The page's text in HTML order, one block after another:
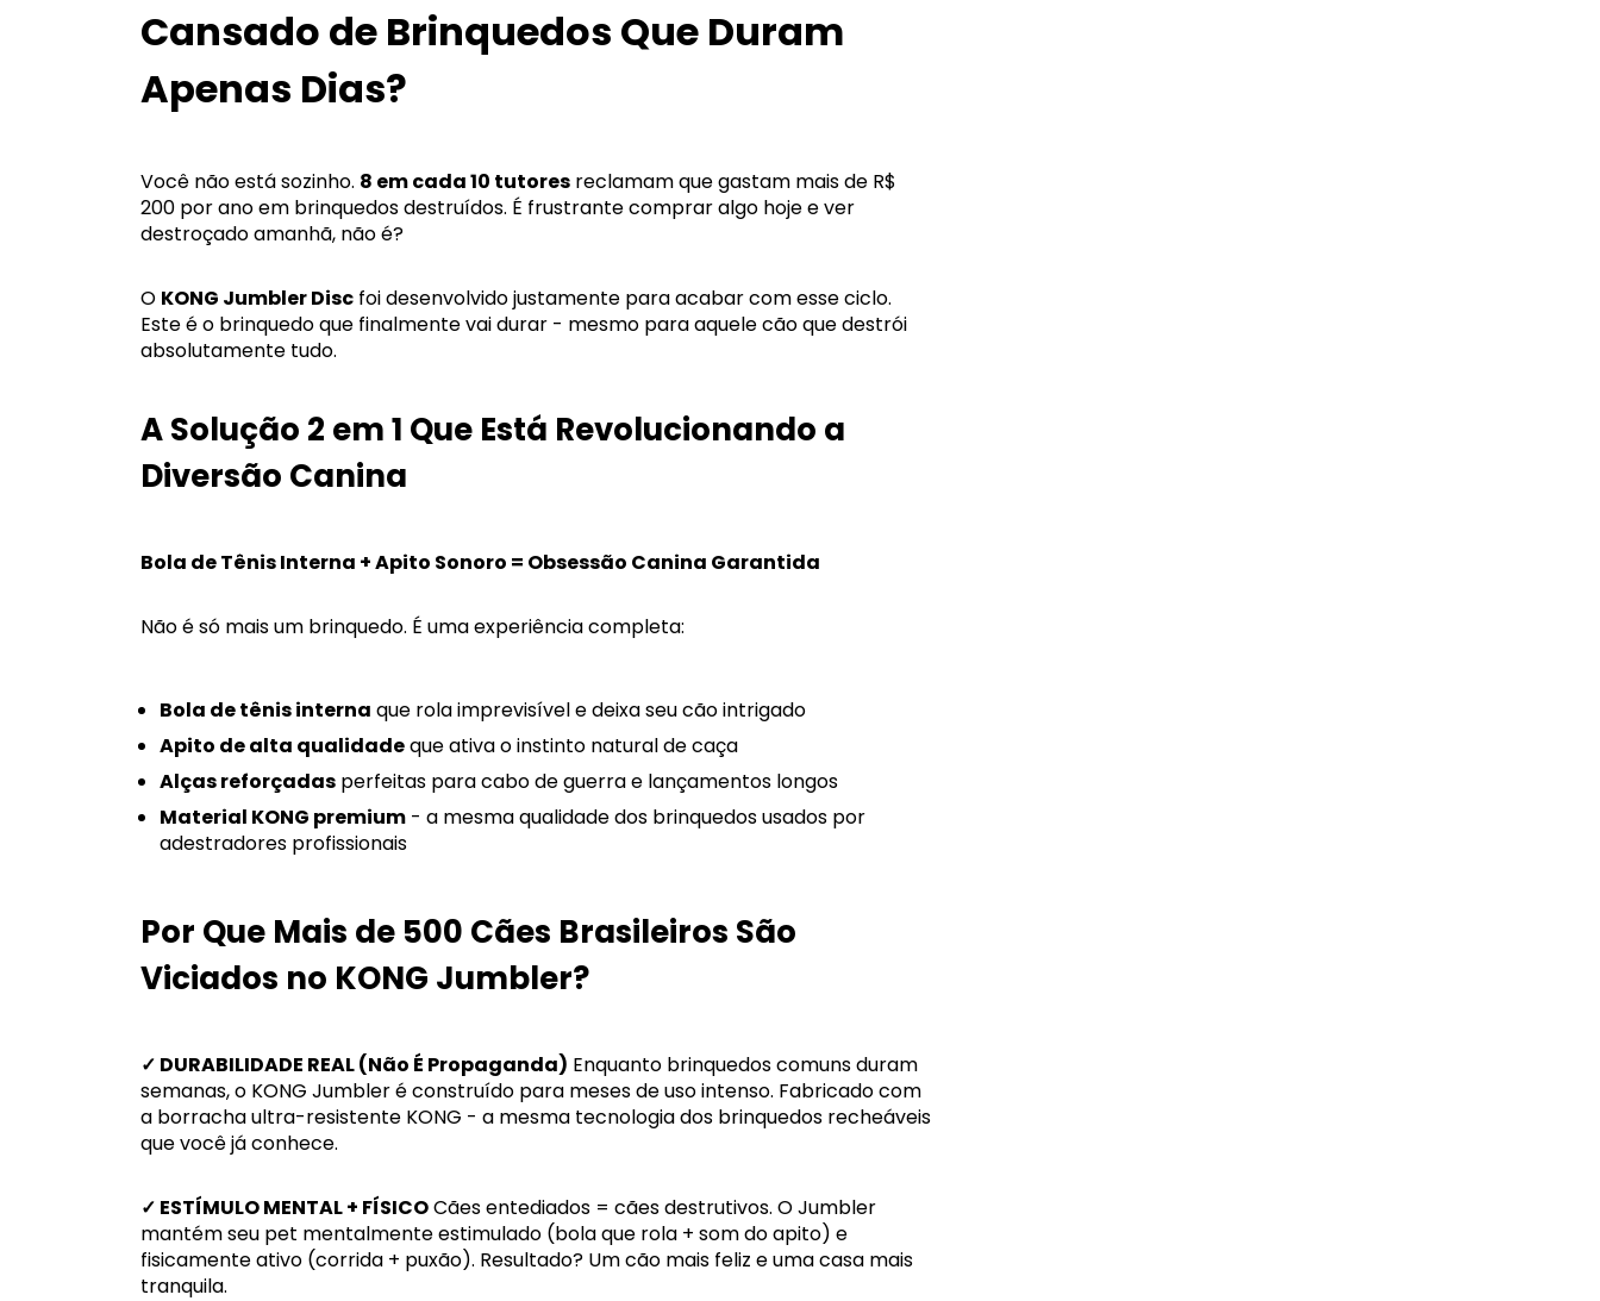
Cansado de Brinquedos Que Duram
Apenas Dias?
Você não está sozinho. 8 em cada 10 tutores reclamam que gastam mais de R$
200 por ano em brinquedos destruídos. É frustrante comprar algo hoje e ver
destroçado amanhã, não é?
O KONG Jumbler Disc foi desenvolvido justamente para acabar com esse ciclo.
Este é o brinquedo que finalmente vai durar - mesmo para aquele cão que destrói
absolutamente tudo.
A Solução 2 em 1 Que Está Revolucionando a
Diversão Canina
Bola de Tênis Interna + Apito Sonoro = Obsessão Canina Garantida
Não é só mais um brinquedo. É uma experiência completa:
Bola de tênis interna que rola imprevisível e deixa seu cão intrigado
Apito de alta qualidadeque ativa o instinto natural de caça
Alças reforçadas perfeitas para cabo de guerra e lançamentos longos
Material KONG premium - a mesma qualidade dos brinquedos usados por
adestradores profissionais
Por Que Mais de 500 Cães Brasileiros São
Viciados no KONG Jumbler?
✓ DURABILIDADE REAL (Não É Propaganda) Enquanto brinquedos comuns duram
semanas, o KONG Jumbler é construído para meses de uso intenso. Fabricado com
a borracha ultra-resistente KONG - a mesma tecnologia dos brinquedos recheáveis
que você já conhece.
✓ ESTÍMULO MENTAL + FÍSICOCães entediados = cães destrutivos. O Jumbler
mantém seu pet mentalmente estimulado (bola que rola + som do apito) e
fisicamente ativo (corrida + puxão). Resultado? Um cão mais feliz e uma casa mais
tranquila.